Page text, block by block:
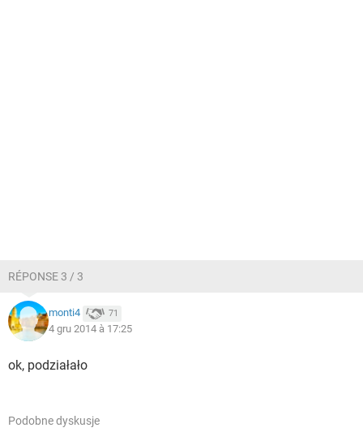
RÉPONSE 3 / 3
monti4 71
4 gru 2014 à 17:25
ok, podziałało
Podobne dyskusje